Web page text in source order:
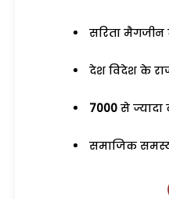
सरिता मैगजीन
देश विदेश के
7000 से ज्यादा
समाजिक